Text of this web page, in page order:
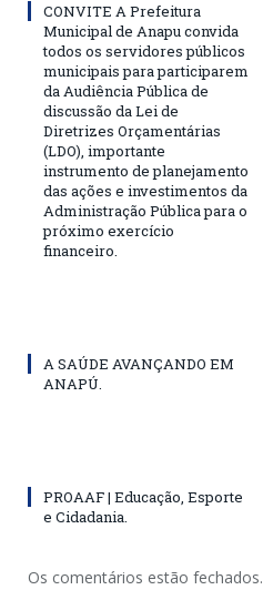
CONVITE A Prefeitura
Municipal de Anapu convida
todos os servidores públicos
municipais para participarem
da Audiência Pública de
discussão da Lei de
Diretrizes Orçamentárias
(LDO), importante
instrumento de planejamento
das ações e investimentos da
Administração Pública para o
próximo exercício
financeiro.
A SAÚDE AVANÇANDO EM
ANAPÚ.
PROAAF | Educação, Esporte
e Cidadania.
Os comentários estão fechados.